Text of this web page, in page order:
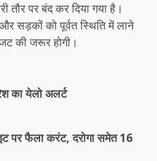
पर बंद कर दिया गया है।
सड़कों को पूर्वत स्थिति में लाने
की जरूर होगी।
का येलो अलर्ट
पर फैला करंट, दरोगा समेत 16